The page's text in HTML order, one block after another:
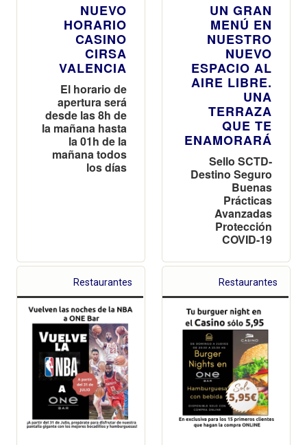
NUEVO
HORARIO
CASINO
CIRSA
VALENCIA
El horario de
apertura será
desde las 8h de
la mañana hasta
la 01h de la
mañana todos
los días
UN GRAN
MENÚ EN
NUESTRO
NUEVO
ESPACIO AL
AIRE LIBRE.
UNA
TERRAZA
QUE TE
ENAMORARÁ
Sello SCTD-
Destino Seguro
Buenas
Prácticas
Avanzadas
Protección
COVID-19
Restaurantes Restaurantes